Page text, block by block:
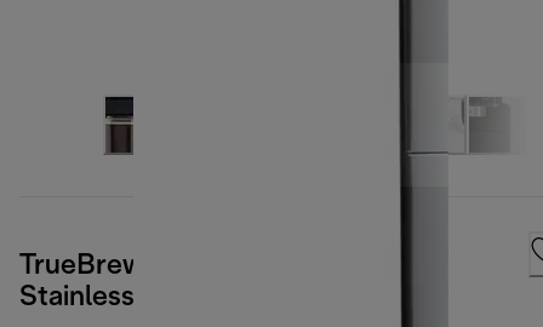
TrueBrew Drip Coffee Maker -
Stainless/Black